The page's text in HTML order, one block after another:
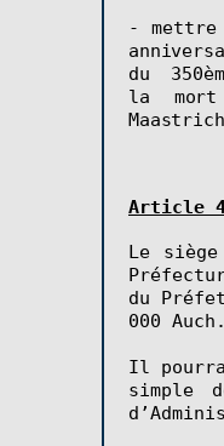
-
du
la mort
Article
Le
du
000 Auch.
Il
simple